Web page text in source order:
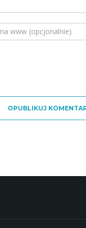
OPUBLIKUJ